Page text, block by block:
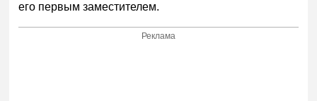
его первым заместителем.
Реклама